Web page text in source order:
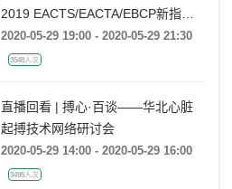
2019 EACTS/EACTA/EBCP新指南
热点解读与探讨
2020-05-29 19:00 - 2020-05-29 21:30
3548人次
直播回看 | 搏心·百谈——华北心脏
起搏技术网络研讨会
2020-05-29 14:00 - 2020-05-29 16:00
3495人次